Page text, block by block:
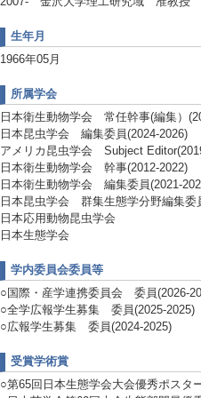
生年月
1966年05月
所属学会
日本衛生動物学会 常任幹事(編集）
日本昆虫学会 編集委員(2024-2026)
アメリカ昆虫学会 Subject
日本衛生動物学会 幹事(2012-2022)
日本衛生動物学会 編集委員(2021-
日本昆虫学会 群集生態学分野編集委
日本応用動物昆虫学会
日本生態学会
学内委員会委員等
○国際・産学連携委員会 委員(2026-
○全学広報学生募集 委員(2025-2025)
○広報学生募集 委員(2024-2025)
受賞学術賞
○第65回日本生態学会大会優秀ポス